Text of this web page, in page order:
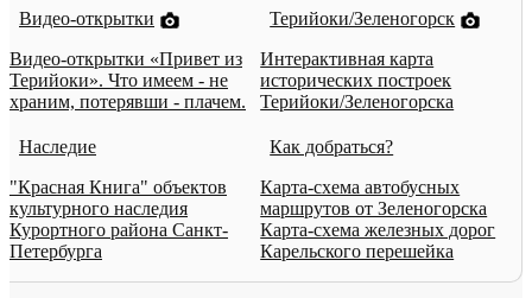
Видео-открытки
Видео-открытки «Привет из
Терийоки». Что имеем - не
храним, потерявши - плачем.
Терийоки/Зеленогорск
Интерактивная карта
исторических построек
Терийоки/Зеленогорска
Наследие
"Красная Книга" объектов
культурного наследия
Курортного района Санкт-
Петербурга
Как добраться?
Карта-схема автобусных
маршрутов от Зеленогорска
Карта-схема железных дорог
Карельского перешейка